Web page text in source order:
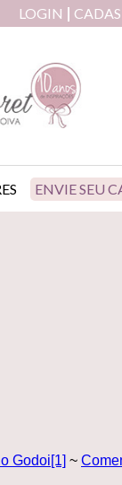
LOGIN
ENVIE SEU
Godoi[1] ~